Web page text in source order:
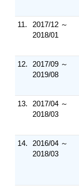
11.
2017/12 ～
2018/01
12.
2017/09 ～
2019/08
13.
2017/04 ～
2018/03
14.
2016/04 ～
2018/03